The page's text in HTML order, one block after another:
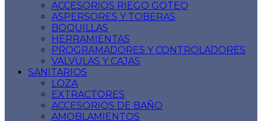
ACCESORIOS RIEGO GOTEO
ASPERSORES Y TOBERAS
BOQUILLAS
HERRAMIENTAS
PROGRAMADORES Y CONTROLADORES
VALVULAS Y CAJAS
SANITARIOS
LOZA
EXTRACTORES
ACCESORIOS DE BAÑO
AMOBLAMIENTOS